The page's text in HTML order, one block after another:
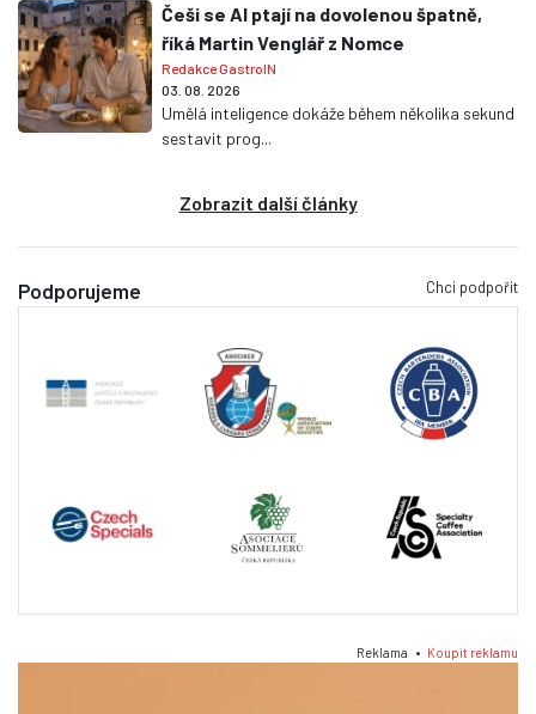
Češi se AI ptají na dovolenou špatně,
říká Martin Venglář z Nomce
Redakce GastroIN
03. 08. 2026
Umělá inteligence dokáže během několika sekund
sestavit prog...
Zobrazit další články
Podporujeme Chci podpořit
Reklama • Koupit reklamu